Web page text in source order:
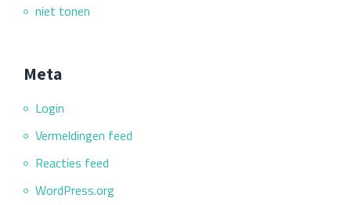
niet tonen
Meta
Login
Vermeldingen feed
Reacties feed
WordPress.org